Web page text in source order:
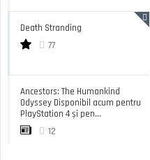
Death Stranding
77
Ancestors: The Humankind
Odyssey Disponibil acum pentru
PlayStation 4 și pen...
12